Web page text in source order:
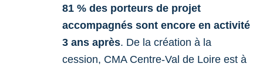
81 % des porteurs de projet
accompagnés sont encore en activité
3 ans après. De la création à la
cession, CMA Centre-Val de Loire est à